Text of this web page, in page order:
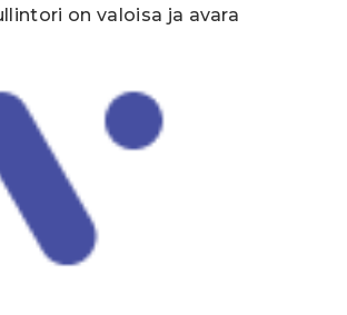
on valoisa ja avara